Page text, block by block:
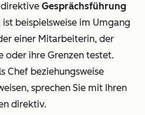
direktive Gesprächsführung
beispielsweise im Umgang
einer Mitarbeiterin, der
oder ihre Grenzen testet.
Chef beziehungsweise
sprechen Sie mit Ihren
direktiv.